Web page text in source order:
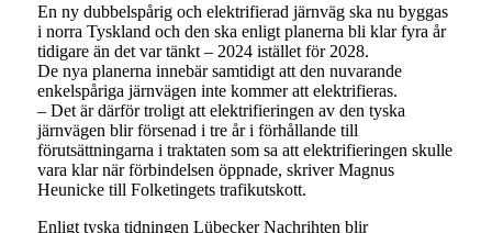
En ny dubbelspårig och elektrifierad järnväg ska nu byggas
i norra Tyskland och den ska enligt planerna bli klar fyra år
tidigare än det var tänkt – 2024 istället för 2028.
De nya planerna innebär samtidigt att den nuvarande
enkelspåriga järnvägen inte kommer att elektrifieras.
– Det är därför troligt att elektrifieringen av den tyska
järnvägen blir försenad i tre år i förhållande till
förutsättningarna i traktaten som sa att elektrifieringen skulle
vara klar när förbindelsen öppnade, skriver Magnus
Heunicke till Folketingets trafikutskott.
Enligt tyska tidningen Lübecker Nachrihten blir